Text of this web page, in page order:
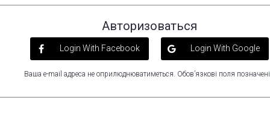
Авторизоваться
Login With Facebook Login With Google
Ваша e-mail адреса не оприлюднюватиметься. Обов’язкові поля позначені